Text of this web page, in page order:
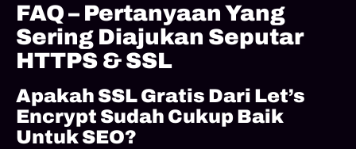
FAQ – Pertanyaan Yang
Sering Diajukan Seputar
HTTPS & SSL
Apakah SSL Gratis Dari Let’s
Encrypt Sudah Cukup Baik
Untuk SEO?